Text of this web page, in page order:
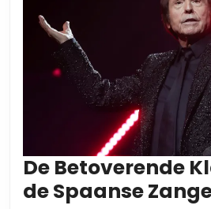
De Betoverende
de Spaanse